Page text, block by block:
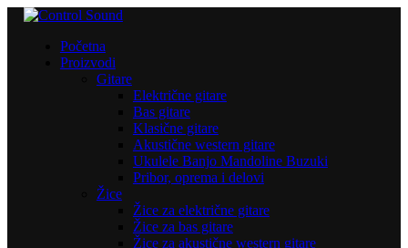
Početna
Proizvodi
Gitare
Električne gitare
Bas gitare
Klasične gitare
Akustične western gitare
Ukulele Banjo Mandoline Buzuki
Pribor, oprema i delovi
Žice
Žice za električne gitare
Žice za bas gitare
Žice za akustične western gitare